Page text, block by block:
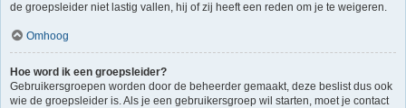
de groepsleider niet lastig vallen, hij of zij heeft een reden om je te weigeren.
Omhoog
Hoe word ik een groepsleider?
Gebruikersgroepen worden door de beheerder gemaakt, deze beslist dus ook
wie de groepsleider is. Als je een gebruikersgroep wil starten, moet je contact